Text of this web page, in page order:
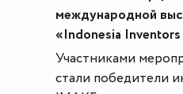
международной
«Indonesia
Участниками
стали победители